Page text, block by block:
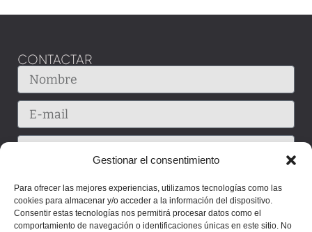
Gestionar el consentimiento
Para ofrecer las mejores experiencias, utilizamos tecnologías como las
cookies para almacenar y/o acceder a la información del dispositivo.
Consentir estas tecnologías nos permitirá procesar datos como el
comportamiento de navegación o identificaciones únicas en este sitio. No
CONTACTAR